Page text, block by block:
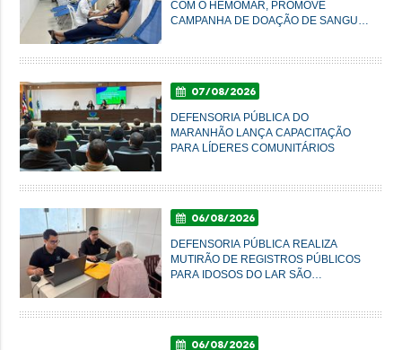
COM O HEMOMAR, PROMOVE
CAMPANHA DE DOAÇÃO DE SANGUE
07/08/2026
DEFENSORIA PÚBLICA DO
MARANHÃO LANÇA CAPACITAÇÃO
PARA LÍDERES COMUNITÁRIOS
06/08/2026
DEFENSORIA PÚBLICA REALIZA
MUTIRÃO DE REGISTROS PÚBLICOS
PARA IDOSOS DO LAR SÃO
06/08/2026